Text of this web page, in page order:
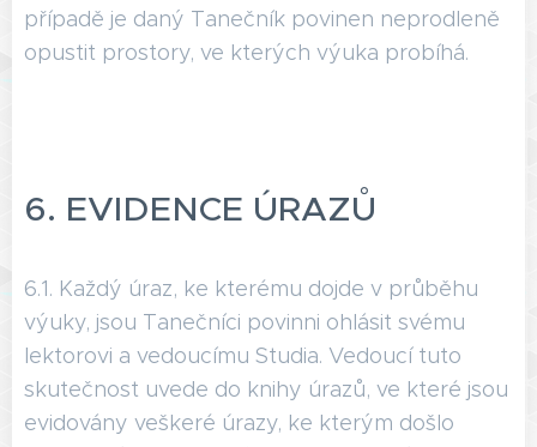
případě je daný Tanečník povinen neprodleně
opustit prostory, ve kterých výuka probíhá.
6. EVIDENCE ÚRAZŮ
6.1. Každý úraz, ke kterému dojde v průběhu
výuky, jsou Tanečníci povinni ohlásit svému
lektorovi a vedoucímu Studia. Vedoucí tuto
skutečnost uvede do knihy úrazů, ve které jsou
evidovány veškeré úrazy, ke kterým došlo